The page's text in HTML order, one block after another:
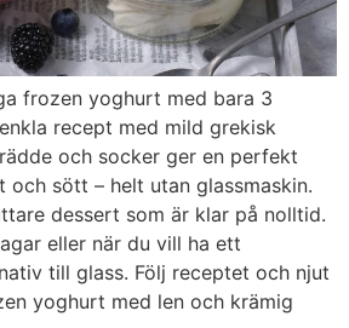
frozen yoghurt med bara 3
recept med mild grekisk
och socker ger en perfekt
och sött – helt utan glassmaskin.
dessert som är klar på nolltid.
eller när du vill ha ett
till glass. Följ receptet och njut
yoghurt med len och krämig